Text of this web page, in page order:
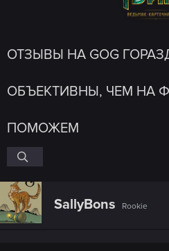
ОТЗЫВЫ НА GOG
ОБЪЕКТИВНЫ, ЧЕМ НА
ПОМОЖЕМ
SallyBons Rookie